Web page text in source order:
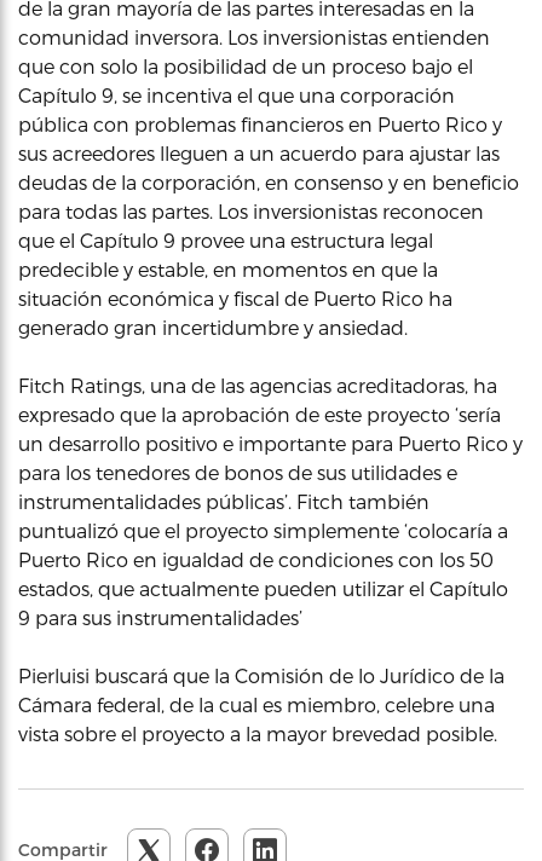
de la gran mayoría de las partes interesadas en la
comunidad inversora. Los inversionistas entienden
que con solo la posibilidad de un proceso bajo el
Capítulo 9, se incentiva el que una corporación
pública con problemas financieros en Puerto Rico y
sus acreedores lleguen a un acuerdo para ajustar las
deudas de la corporación, en consenso y en beneficio
para todas las partes. Los inversionistas reconocen
que el Capítulo 9 provee una estructura legal
predecible y estable, en momentos en que la
situación económica y fiscal de Puerto Rico ha
generado gran incertidumbre y ansiedad.
Fitch Ratings, una de las agencias acreditadoras, ha
expresado que la aprobación de este proyecto ‘sería
un desarrollo positivo e importante para Puerto Rico y
para los tenedores de bonos de sus utilidades e
instrumentalidades públicas’. Fitch también
puntualizó que el proyecto simplemente ‘colocaría a
Puerto Rico en igualdad de condiciones con los 50
estados, que actualmente pueden utilizar el Capítulo
9 para sus instrumentalidades’
Pierluisi buscará que la Comisión de lo Jurídico de la
Cámara federal, de la cual es miembro, celebre una
vista sobre el proyecto a la mayor brevedad posible.
Compartir